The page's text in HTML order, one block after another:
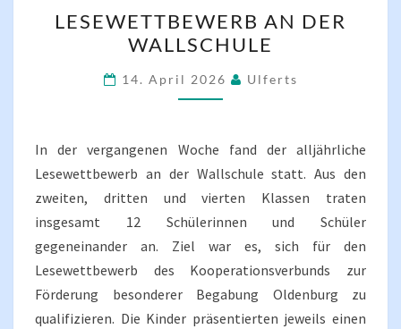
AN
DER
WALLSCHULE
LESEWETTBEWERB AN DER
WALLSCHULE
14. April 2026 Ulferts
In der vergangenen Woche fand der alljährliche
Lesewettbewerb an der Wallschule statt. Aus den
zweiten, dritten und vierten Klassen traten
insgesamt 12 Schülerinnen und Schüler
gegeneinander an. Ziel war es, sich für den
Lesewettbewerb des Kooperationsverbunds zur
Förderung besonderer Begabung Oldenburg zu
qualifizieren. Die Kinder präsentierten jeweils einen